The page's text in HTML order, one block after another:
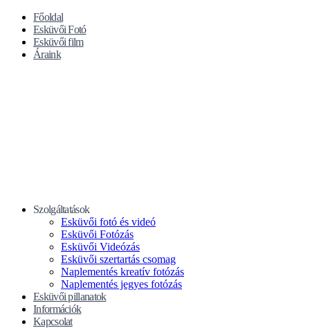
Főoldal
Esküvői Fotó
Esküvői film
Áraink
Szolgáltatások
Esküvői fotó és videó
Esküvői Fotózás
Esküvői Videózás
Esküvői szertartás csomag
Naplementés kreatív fotózás
Naplementés jegyes fotózás
Esküvői pillanatok
Információk
Kapcsolat